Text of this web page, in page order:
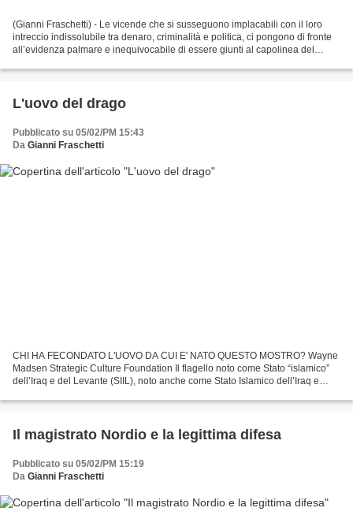
(Gianni Fraschetti) - Le vicende che si susseguono implacabili con il loro
intreccio indissolubile tra denaro, criminalità e politica, ci pongono di fronte
all’evidenza palmare e inequivocabile di essere giunti al capolinea del
L'uovo del drago
Pubblicato su 05/02/PM 15:43
Da Gianni Fraschetti
CHI HA FECONDATO L'UOVO DA CUI E' NATO QUESTO MOSTRO? Wayne
Madsen Strategic Culture Foundation Il flagello noto come Stato “islamico”
dell’Iraq e del Levante (SIIL), noto anche come Stato Islamico dell’Iraq e
Il magistrato Nordio e la legittima difesa
Pubblicato su 05/02/PM 15:19
Da Gianni Fraschetti